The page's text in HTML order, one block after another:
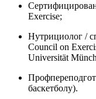
Exercise;
Нутрициолог /
Council on
Universität
баскетболу).